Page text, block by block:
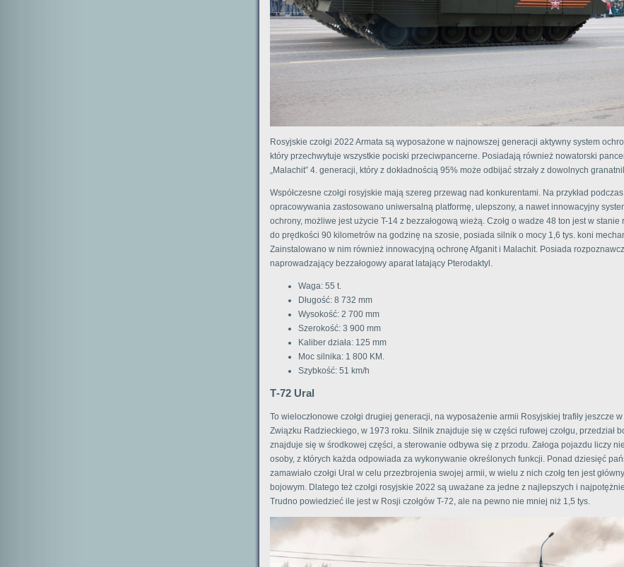
Rosyjskie czołgi 2022 Armata są wyposażone w najnowszej generacji aktywny system
który przechwytuje wszystkie pociski przeciwpancerne. Posiadają również nowatorski
„Malachit” 4. generacji, który z dokładnością 95% może odbijać strzały z dowolnych
Współczesne czołgi rosyjskie mają szereg przewag nad konkurentami. Na przykład
opracowywania zastosowano uniwersalną platformę, ulepszony, a nawet innowacyjny
ochrony, możliwe jest użycie T-14 z bezzałogową wieżą. Czołg o wadze 48 ton jest w stanie
do prędkości 90 kilometrów na godzinę na szosie, posiada silnik o mocy 1,6 tys. koni
Zainstalowano w nim również innowacyjną ochronę Afganit i Malachit. Posiada
naprowadzający bezzałogowy aparat latający Pterodaktyl.
Waga: 55 t.
Długość: 8 732 mm
Wysokość: 2 700 mm
Szerokość: 3 900 mm
Kaliber działa: 125 mm
Moc silnika: 1 800 KM.
Szybkość: 51 km/h
Т-72 Ural
To wieloczłonowe czołgi drugiej generacji, na wyposażenie armii Rosyjskiej trafiły jeszcze
Związku Radzieckiego, w 1973 roku. Silnik znajduje się w części rufowej czołgu, przedział
znajduje się w środkowej części, a sterowanie odbywa się z przodu. Załoga pojazdu liczy
osoby, z których każda odpowiada za wykonywanie określonych funkcji. Ponad dziesięć
zamawiało czołgi Ural w celu przezbrojenia swojej armii, w wielu z nich czołg ten jest
bojowym. Dlatego też czołgi rosyjskie 2022 są uważane za jedne z najlepszych i
Trudno powiedzieć ile jest w Rosji czołgów T-72, ale na pewno nie mniej niż 1,5 tys.